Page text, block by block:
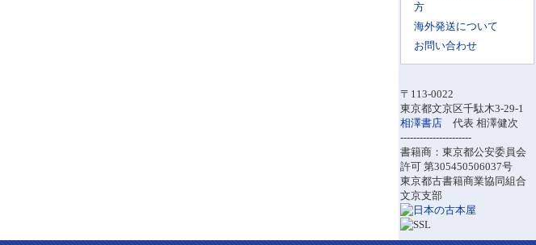
方
海外発送について
お問い合わせ
〒113-0022
東京都文京区千駄木3-29-1
相澤書店 代表 相澤健次
----------------------
書籍商：東京都公安委員会
許可 第305450506037号
東京都古書籍商業協同組合
文京支部